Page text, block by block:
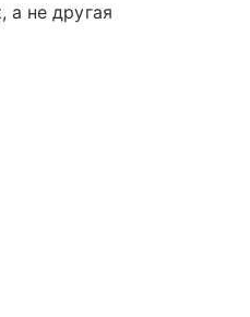
а не другая